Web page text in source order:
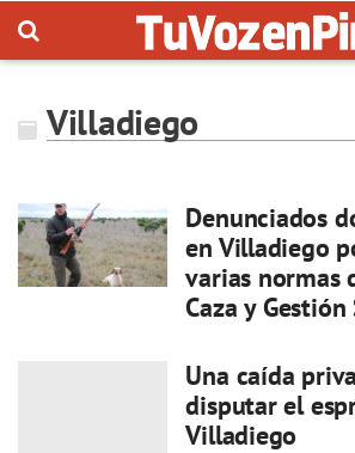
Villadiego
Denunciados
en Villadiego
varias normas
Caza y
Una caída
disputar el
Villadiego